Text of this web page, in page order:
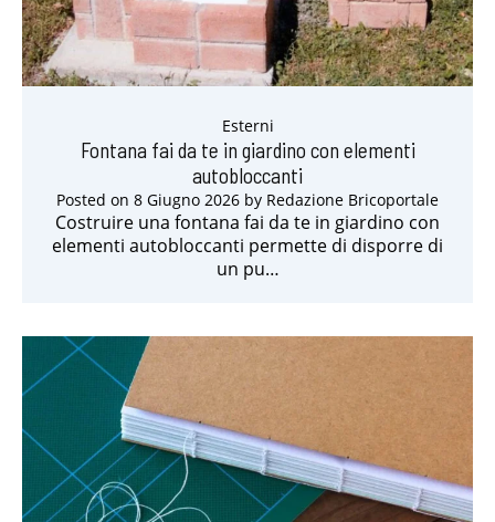
Esterni
Fontana fai da te in giardino con elementi
autobloccanti
Posted on 8 Giugno 2026 by Redazione Bricoportale
Costruire una fontana fai da te in giardino con
elementi autobloccanti permette di disporre di
un pu…